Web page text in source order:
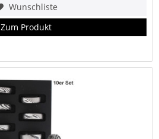
Wunschliste
Zum Produkt